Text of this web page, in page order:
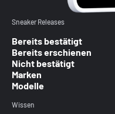
Sneaker Releases
Bereits bestätigt
Bereits erschienen
Nicht bestätigt
Marken
Modelle
Wissen